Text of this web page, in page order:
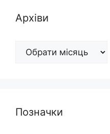
Архіви
Архіви
Позначки